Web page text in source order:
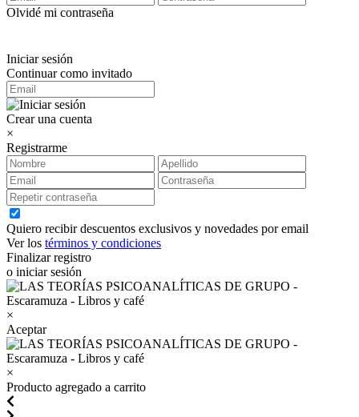
Olvidé mi contraseña
Iniciar sesión
Continuar como invitado
Crear una cuenta
×
Registrarme
Quiero recibir descuentos exclusivos y novedades por email
Ver los términos y condiciones
Finalizar registro
o iniciar sesión
×
Aceptar
×
Producto agregado a carrito